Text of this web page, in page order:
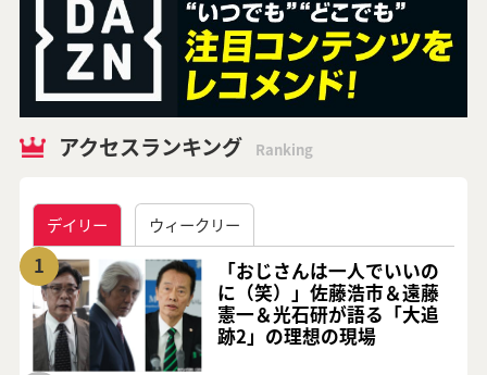
アクセスランキング Ranking
デイリー ウィークリー
1
「おじさんは一人でいいの
に（笑）」佐藤浩市＆遠藤
憲一＆光石研が語る「大追
跡2」の理想の現場